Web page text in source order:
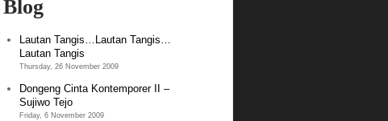
Blog
Lautan Tangis…Lautan Tangis…
Lautan Tangis
Thursday, 26 November 2009
Dongeng Cinta Kontemporer II –
Sujiwo Tejo
Friday, 6 November 2009